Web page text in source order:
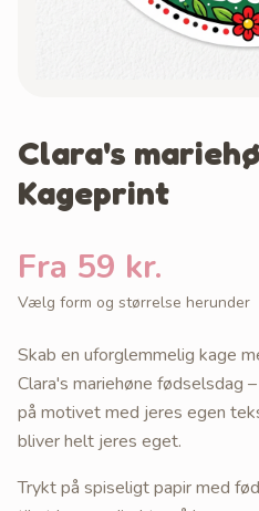
Clara's
Kageprint
Fra 59 kr.
Vælg form og størrelse herunder
Skab en uforglemmelig kage
Clara's mariehøne fødselsdag
på motivet med jeres egen
bliver helt jeres eget.
Trykt på spiseligt papir med